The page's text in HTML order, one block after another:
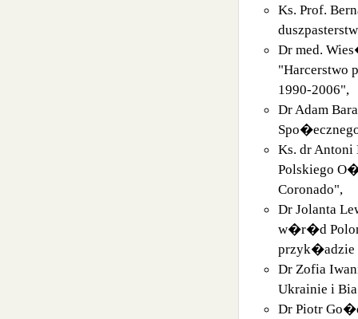
Ks. Prof.
Dr med.
"Harcerstwo
1990-2006",
Dr Adam
Ks. dr
Polskiego
Coronado",
Dr Jolanta
w�r�d
przyk�adzie
Dr Zofia
Ukrainie i
Dr Piotr